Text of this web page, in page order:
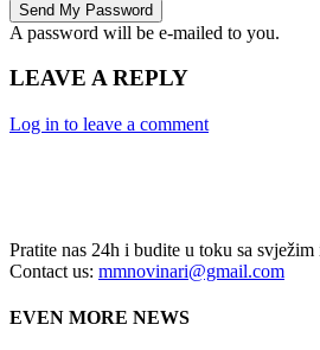
A password will be e-mailed to you.
LEAVE A REPLY
Log in to leave a comment
Pratite nas 24h i budite u toku sa
Contact us: mmnovinari@gmail.com
EVEN MORE NEWS